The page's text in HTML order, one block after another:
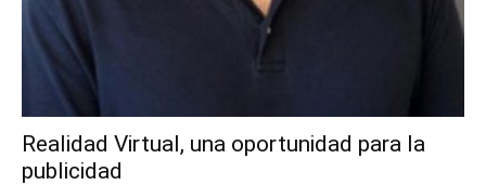
Realidad Virtual, una oportunidad para la
publicidad